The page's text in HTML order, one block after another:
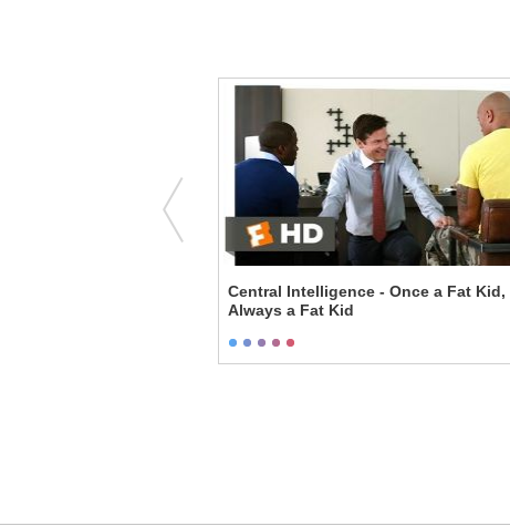
Central Intelligence - Once a Fat Kid,
Always a Fat Kid